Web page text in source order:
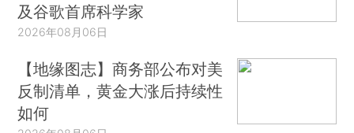
及谷歌首席科学家
2026年08月06日
【地缘图志】商务部公布对美
反制清单，黄金大涨后持续性
如何